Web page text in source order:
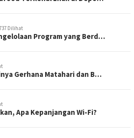
Dilihat
Program yang Berd…
Gerhana Matahari dan B…
Apa Kepanjangan Wi-Fi?